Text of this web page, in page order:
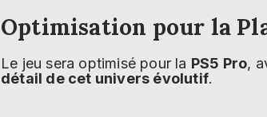
Optimisation pour la
Le jeu sera optimisé pour la PS5 Pro,
détail de cet univers évolutif.